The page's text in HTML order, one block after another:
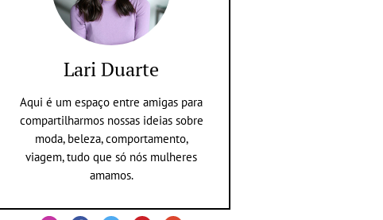
Lari Duarte
Aqui é um espaço entre amigas para
compartilharmos nossas ideias sobre
moda, beleza, comportamento,
viagem, tudo que só nós mulheres
amamos.